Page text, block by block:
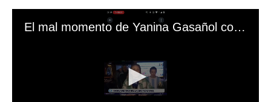
El mal momento de Yanina Gasañol con un hincha argentino en "Subrayado"